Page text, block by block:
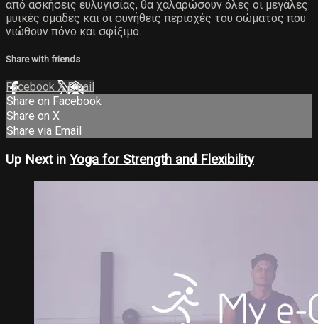
από ασκήσεις ευλυγισίας, θα χαλαρώσουν όλες οι μεγάλες
μυικές ομαδες και οι συνήθεις περιοχές του σώματος που
νιώθουν πόνο και σφίξιμο.
Share with friends
Facebook XEmail
Share on Facebook
Share on X
Share via Email
Up Next in Yoga for Strength and Flexibility